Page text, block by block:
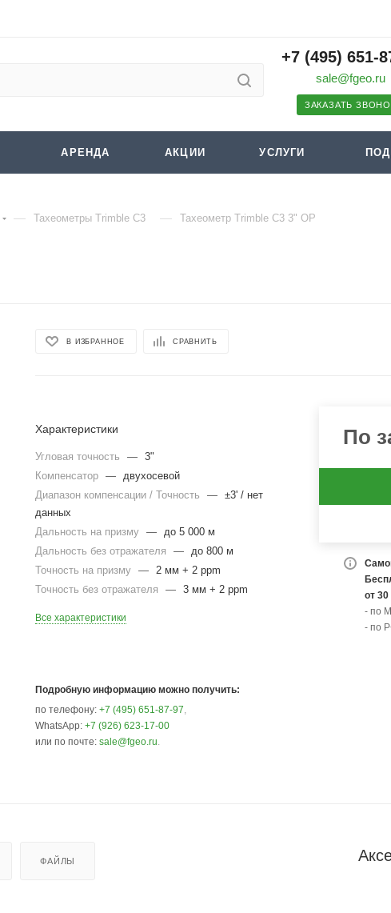
+7 (495) 651-
sale@fgeo.ru
ЗАКАЗАТЬ
АРЕНДА АКЦИИ УСЛУГИ
— Тахеометры Trimble C3 — Тахеометр Trimble C3 3" OP
В ИЗБРАННОЕ СРАВНИТЬ
Характеристики
Угловая точность —
3"
Компенсатор
—
двухосевой
Диапазон компенсации / Точность
—
±3' / нет
данных
Дальность на призму
—
до 5 000 м
Дальность без отражателя
—
до 800 м
Точность на призму
—
2 мм + 2 ppm
Точность без отражателя
— 3 мм + 2 ppm
Все характеристики
По
от
- по
- по
Подробную информацию можно получить:
по телефону:+7 (495) 651-87-97,
WhatsApp:+7 (926) 623-17-00
или по почте:sale@fgeo.ru.
ФАЙЛЫ